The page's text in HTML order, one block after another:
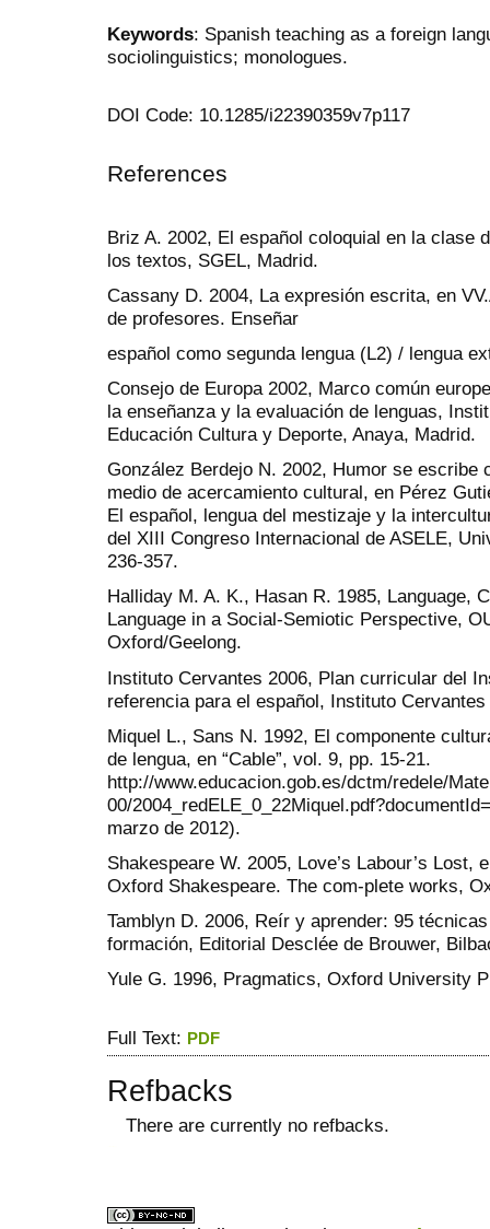
Keywords: Spanish teaching as a foreign
sociolinguistics; monologues.
DOI Code: 10.1285/i22390359v7p117
References
Briz A. 2002, El español coloquial en la clase
los textos, SGEL, Madrid.
Cassany D. 2004, La expresión escrita, en
de profesores. Enseñar
español como segunda lengua (L2) / lengua
Consejo de Europa 2002, Marco común
la enseñanza y la evaluación de lenguas,
Educación Cultura y Deporte, Anaya, Madrid.
González Berdejo N. 2002, Humor se escribe
medio de acercamiento cultural, en Pérez
El español, lengua del mestizaje y la
del XIII Congreso Internacional de ASELE,
236-357.
Halliday M. A. K., Hasan R. 1985, Language,
Language in a Social-Semiotic Perspective,
Oxford/Geelong.
Instituto Cervantes 2006, Plan curricular del
referencia para el español, Instituto
Miquel L., Sans N. 1992, El componente
de lengua, en “Cable”, vol. 9, pp. 15-21.
http://www.educacion.gob.es/dctm/redele/
00/
marzo de 2012).
Shakespeare W. 2005, Love’s Labour’s
Oxford Shakespeare. The com-plete works,
Tamblyn D. 2006, Reír y aprender: 95
formación, Editorial Desclée de Brouwer,
Yule G. 1996, Pragmatics, Oxford University
Full Text: PDF
Refbacks
There are currently no refbacks.